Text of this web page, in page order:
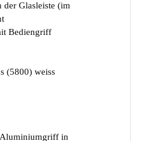
der Glasleiste (im
Bediengriff
(5800) weiss
in